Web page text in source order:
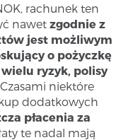
rachunek ten
nawet zgodnie z
jest możliwym
o pożyczkę
ryzyk, polisy
niektóre
dodatkowych
płacenia za
te nadal mają